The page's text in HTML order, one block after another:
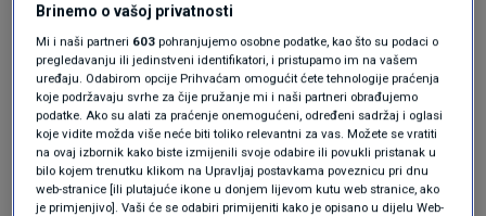
odvjetništvo i sud.
"Osumnjičeni nije mogao zakonito posjedovati
vatreno oružje, pa će i to biti predmet
kriminalističkog istraživanja”, rekao je Milina.
Izrazio je sućut obitelji, kolegama i prijateljima
Brinemo o vašoj privatnosti
Mi i naši partneri 603 pohranjujemo osobne podatke, kao što su podaci o
pregledavanju ili jedinstveni identifikatori, i pristupamo im na vašem
uređaju. Odabirom opcije Prihvaćam omogućit ćete tehnologije praćenja
koje podržavaju svrhe za čije pružanje mi i naši partneri obrađujemo
podatke. Ako su alati za praćenje onemogućeni, određeni sadržaj i oglasi
koje vidite možda više neće biti toliko relevantni za vas. Možete se vratiti
na ovaj izbornik kako biste izmijenili svoje odabire ili povukli pristanak u
bilo kojem trenutku klikom na Upravljaj postavkama poveznicu pri dnu
web-stranice [ili plutajuće ikone u donjem lijevom kutu web stranice, ako
je primjenjivo]. Vaši će se odabiri primijeniti kako je opisano u dijelu Web-